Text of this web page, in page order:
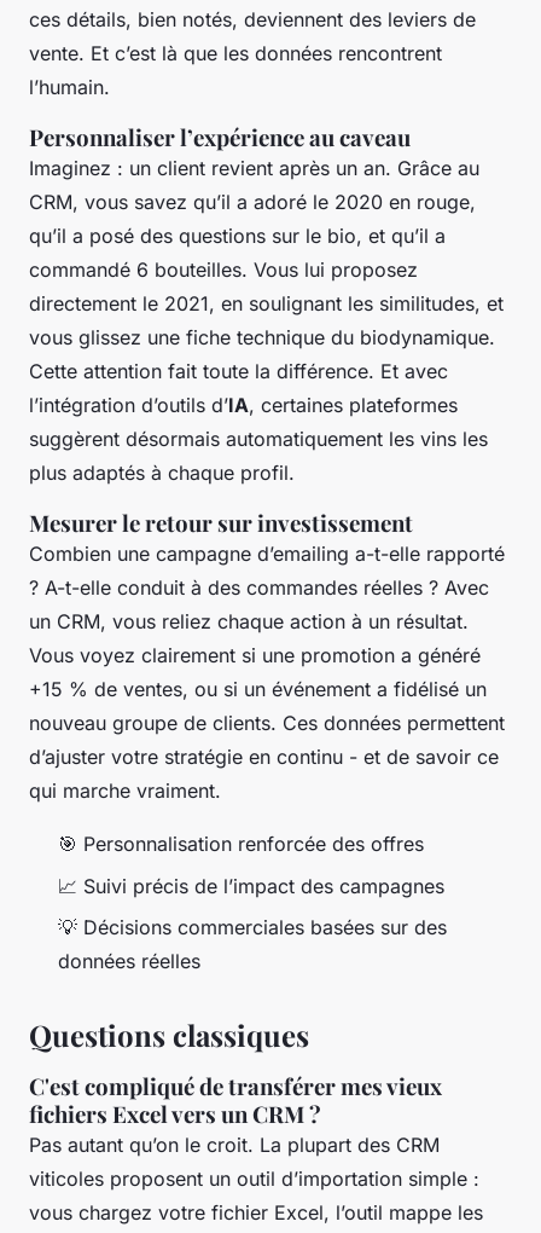
ces détails, bien notés, deviennent des leviers de
vente. Et c’est là que les données rencontrent
l’humain.
Personnaliser l’expérience au caveau
Imaginez : un client revient après un an. Grâce au
CRM, vous savez qu’il a adoré le 2020 en rouge,
qu’il a posé des questions sur le bio, et qu’il a
commandé 6 bouteilles. Vous lui proposez
directement le 2021, en soulignant les similitudes, et
vous glissez une fiche technique du biodynamique.
Cette attention fait toute la différence. Et avec
l’intégration d’outils d’IA, certaines plateformes
suggèrent désormais automatiquement les vins les
plus adaptés à chaque profil.
Mesurer le retour sur investissement
Combien une campagne d’emailing a-t-elle rapporté
? A-t-elle conduit à des commandes réelles ? Avec
un CRM, vous reliez chaque action à un résultat.
Vous voyez clairement si une promotion a généré
+15 % de ventes, ou si un événement a fidélisé un
nouveau groupe de clients. Ces données permettent
d’ajuster votre stratégie en continu - et de savoir ce
qui marche vraiment.
🎯 Personnalisation renforcée des offres
📈 Suivi précis de l’impact des campagnes
💡 Décisions commerciales basées sur des
données réelles
Questions classiques
C'est compliqué de transférer mes vieux
fichiers Excel vers un CRM ?
Pas autant qu’on le croit. La plupart des CRM
viticoles proposent un outil d’importation simple :
vous chargez votre fichier Excel, l’outil mappe les